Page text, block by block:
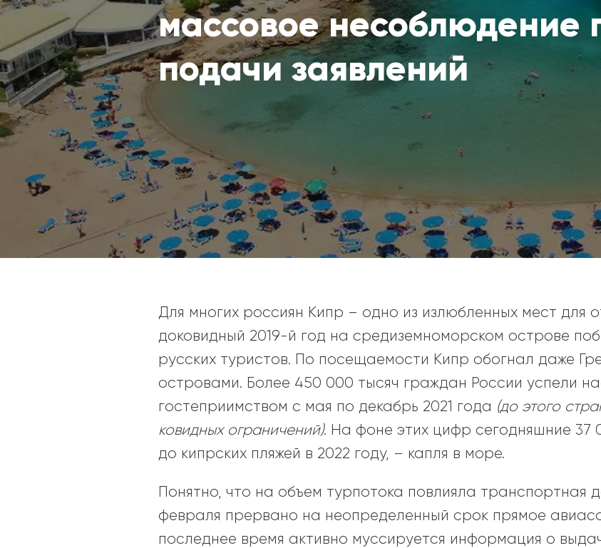
массовое несоблюдение
подачи заявлений
Для многих россиян Кипр – одно из излюбленных мест для
доковидный 2019-й год на средиземноморском острове
русских туристов. По посещаемости Кипр обогнал даже
островами. Более 450 000 тысяч граждан России успели
гостеприимством с мая по декабрь 2021 года (до этого
ковидных ограничений). На фоне этих цифр сегодняшние 37
до кипрских пляжей в 2022 году, – капля в море.
Понятно, что на объем турпотока повлияла транспортная
февраля прервано на неопределенный срок прямое
последнее время активно муссируется информация о